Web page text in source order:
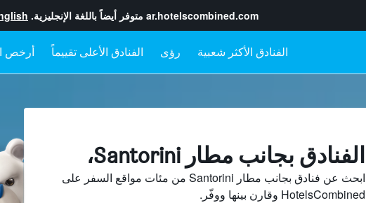
ar.hotelscombined.com متوفر أيضاً باللغة الإنجليزية.
رؤى الفنادق الأعلى تقييماً أرخص
الفنادق بجانب مطار Santorini،
ابحث عن فنادق بجانب مطار Santorini من مئات مواقع السفر على
HotelsCombined وقارن بينها ووفّر.